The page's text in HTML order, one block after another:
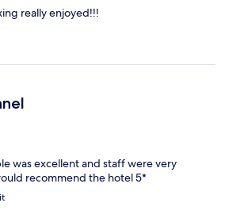
really enjoyed!!!
was excellent and staff were very
recommend the hotel 5*